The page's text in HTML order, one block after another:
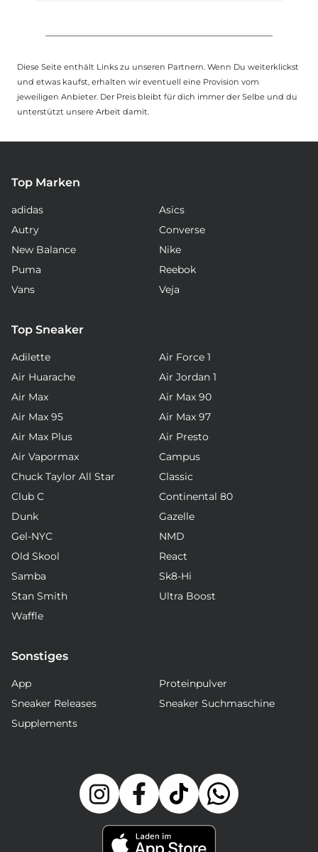
Diese Seite enthält Links zu unseren Partnern. Wenn Du weiterklickst
und etwas kaufst, erhalten wir eventuell eine Provision vom
jeweiligen Anbieter. Der Preis bleibt für dich immer der Selbe und du
unterstützt unsere Arbeit damit.
Top Marken
adidas
Asics
Autry
Converse
New Balance
Nike
Puma
Reebok
Vans
Veja
Top Sneaker
Adilette
Air Force 1
Air Huarache
Air Jordan 1
Air Max
Air Max 90
Air Max 95
Air Max 97
Air Max Plus
Air Presto
Air Vapormax
Campus
Chuck Taylor All Star
Classic
Club C
Continental 80
Dunk
Gazelle
Gel-NYC
NMD
Old Skool
React
Samba
Sk8-Hi
Stan Smith
Ultra Boost
Waffle
Sonstiges
App
Proteinpulver
Sneaker Releases
Sneaker Suchmaschine
Supplements